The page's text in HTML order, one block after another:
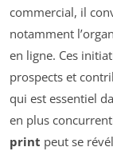
commercial, il
notamment
en ligne. Ces
prospects et
qui est essentiel
en plus
print peut se